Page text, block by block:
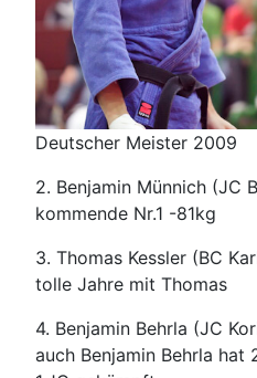
Deutscher Meister 2009
2. Benjamin Münnich (JC
kommende Nr.1 -81kg
3. Thomas Kessler (BC
tolle Jahre mit Thomas
4. Benjamin Behrla (JC
auch Benjamin Behrla